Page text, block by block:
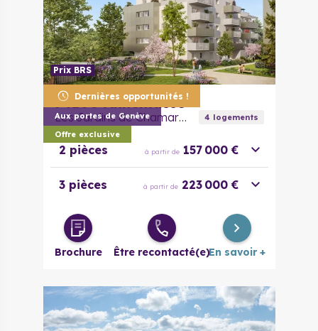
Dernières opportunités !
Aux portes de Genève
Offre exclusive
Prix BRS
74100 Annemasse
Les Jardins de Chamarette - Bail Réel Solidaire 4 logements
2 pièces à partir de 157 000 €
3 pièces à partir de 223 000 €
Brochure Être recontacté(e)En savoir +